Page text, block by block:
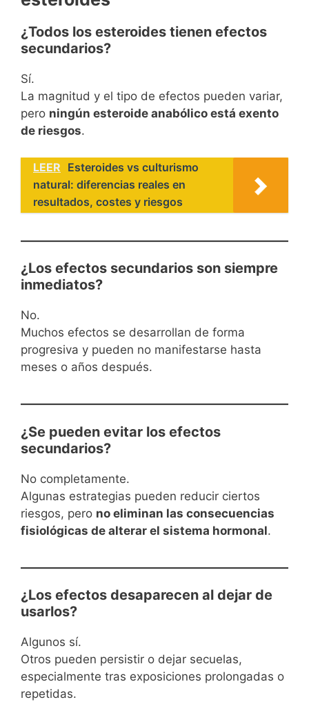
¿Todos los esteroides tienen efectos
secundarios?
Sí.
La magnitud y el tipo de efectos pueden variar,
pero ningún esteroide anabólico está exento
de riesgos.
LEER Esteroides vs culturismo
natural: diferencias reales en
resultados, costes y riesgos
¿Los efectos secundarios son siempre
inmediatos?
No.
Muchos efectos se desarrollan de forma
progresiva y pueden no manifestarse hasta
meses o años después.
¿Se pueden evitar los efectos
secundarios?
No completamente.
Algunas estrategias pueden reducir ciertos
riesgos, pero no eliminan las consecuencias
fisiológicas de alterar el sistema hormonal.
¿Los efectos desaparecen al dejar de
usarlos?
Algunos sí.
Otros pueden persistir o dejar secuelas,
especialmente tras exposiciones prolongadas o
repetidas.